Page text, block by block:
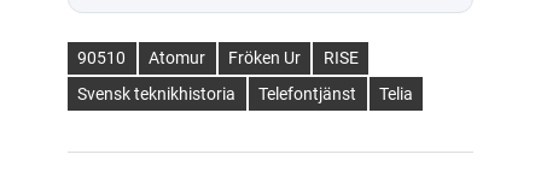
90510 Atomur Fröken Ur
RISE
Svensk teknikhistoria
Telefontjänst Telia